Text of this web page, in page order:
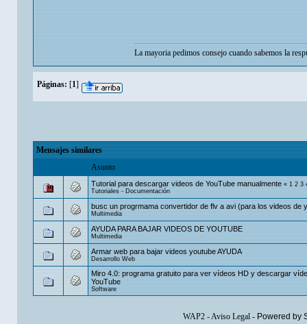
La mayoria pedimos consejo cuando sabemos la
Páginas: [1]
Mensajes similares
Asunto
Tutorial para descargar videos de YouTube manualmente «1 2 3
Tutoriales - Documentación
busc un progrmama convertidor de flv a avi (para los videos de
Multimedia
AYUDA PARA BAJAR VIDEOS DE YOUTUBE
Multimedia
Armar web para bajar videos youtube AYUDA
Desarrollo Web
Miro 4.0: programa gratuito para ver vídeos HD y descargar
YouTube
Software
WAP2-Aviso Legal- Powered by